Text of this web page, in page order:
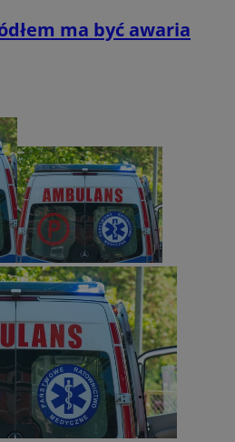
ma być awaria